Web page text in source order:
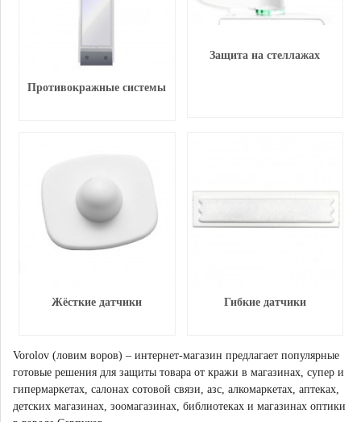
Противокражные системы
Защита на стеллажах
Жёсткие датчики Гибкие датчики
Vorolov (ловим воров) – интернет-магазин предлагает популярные
готовые решения для защиты товара от кражи в магазинах, супер и
гипермаркетах, салонах сотовой связи, азс, алкомаркетах, аптеках,
детских магазинах, зоомагазинах, библиотеках и магазинах оптики